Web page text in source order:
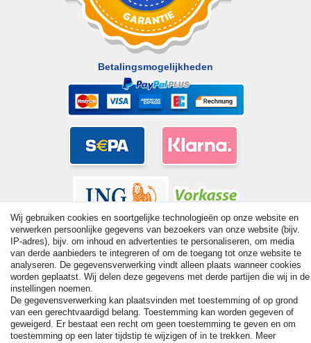
Betalingsmogelijkheden
© Copyright 2026 | Alle rechten voorbehouden. - All rights
reserved. Prices incl. VAT. 19% VAT Basic prices see article detail
| * Applies to deliveries to the UK!
Wij gebruiken cookies en soortgelijke technologieën op onze website en
verwerken persoonlijke gegevens van bezoekers van onze website (bijv.
IP-adres), bijv. om inhoud en advertenties te personaliseren, om media
van derde aanbieders te integreren of om de toegang tot onze website te
analyseren. De gegevensverwerking vindt alleen plaats wanneer cookies
worden geplaatst. Wij delen deze gegevens met derde partijen die wij in de
instellingen noemen.
De gegevensverwerking kan plaatsvinden met toestemming of op grond
van een gerechtvaardigd belang. Toestemming kan worden gegeven of
geweigerd. Er bestaat een recht om geen toestemming te geven en om
toestemming op een later tijdstip te wijzigen of in te trekken. Meer
Herroepingsrecht uitoefenen Contact